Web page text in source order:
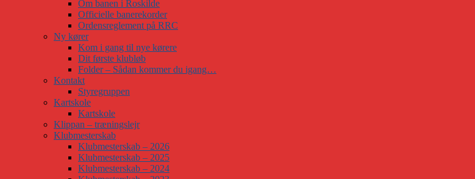
Om banen i Roskilde
Officielle banerekorder
Ordensreglement på RRC
Ny kører
Kom i gang til nye kørere
Dit første klubløb
Folder – Sådan kommer du igang…
Kontakt
Styregruppen
Kartskole
Kartskole
Klippan – træningslejr
Klubmesterskab
Klubmesterskab – 2026
Klubmesterskab – 2025
Klubmesterskab – 2024